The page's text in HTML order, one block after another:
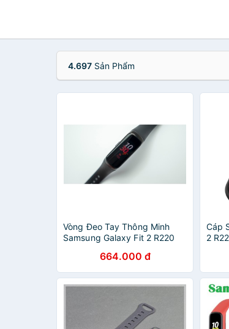
4.697 Sản Phẩm
Vòng Đeo Tay Thông Minh
Samsung Galaxy Fit 2 R220
664.000 đ
Cáp
2